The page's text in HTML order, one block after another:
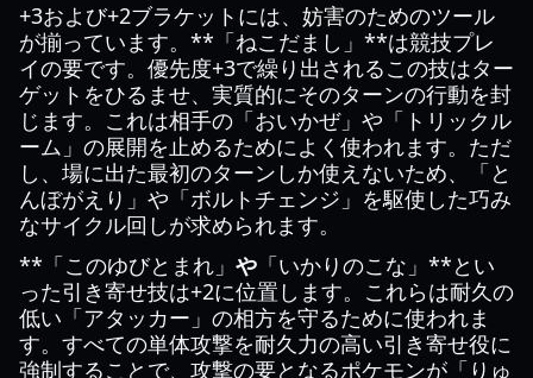
+3および+2ブラケットには、妨害のためのツール
が揃っています。**「ねこだまし」**は競技プレ
イの要です。優先度+3で繰り出されるこの技はター
ゲットをひるませ、実質的にそのターンの行動を封
じます。これは相手の「おいかぜ」や「トリックル
ーム」の展開を止めるためによく使われます。ただ
し、場に出た最初のターンしか使えないため、「と
んぼがえり」や「ボルトチェンジ」を駆使した巧み
なサイクル回しが求められます。
**「このゆびとまれ」 や 「いかりのこな」**とい
った引き寄せ技は+2に位置します。これらは耐久の
低い「アタッカー」の相方を守るために使われま
す。すべての単体攻撃を耐久力の高い引き寄せ役に
強制することで、攻撃の要となるポケモンが「りゅ